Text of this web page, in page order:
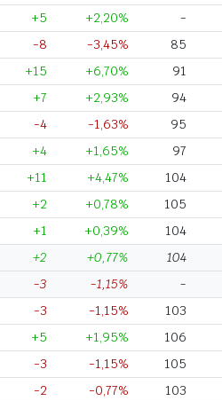
+5 +2,20% -
-8 -3,45% 85
+15 +6,70% 91
+7 +2,93% 94
-4 -1,63% 95
+4 +1,65% 97
+11 +4,47% 104
+2 +0,78% 105
+1 +0,39% 104
+2 +0,77% 104
-3 -1,15% -
-3 -1,15% 103
+5 +1,95% 106
-3 -1,15% 105
-2 -0,77% 103